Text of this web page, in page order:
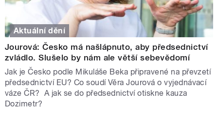
Aktuální dění
Jourová: Česko má našlápnuto, aby předsednictví
zvládlo. Slušelo by nám ale větší sebevědomí
Jak je Česko podle Mikuláše Beka připravené na převzetí
předsednictví EU? Co soudí Věra Jourová o vyjednávací
váze ČR? A jak se do předsednictví otiskne kauza
Dozimetr?